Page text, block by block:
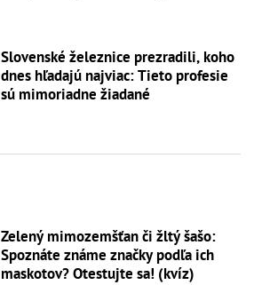
Slovenské železnice prezradili, koho
dnes hľadajú najviac: Tieto profesie
sú mimoriadne žiadané
Zelený mimozemšťan či žltý šašo:
Spoznáte známe značky podľa ich
maskotov? Otestujte sa! (kvíz)